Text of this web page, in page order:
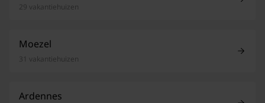
29 vakantiehuizen
Moezel
31 vakantiehuizen
Ardennes